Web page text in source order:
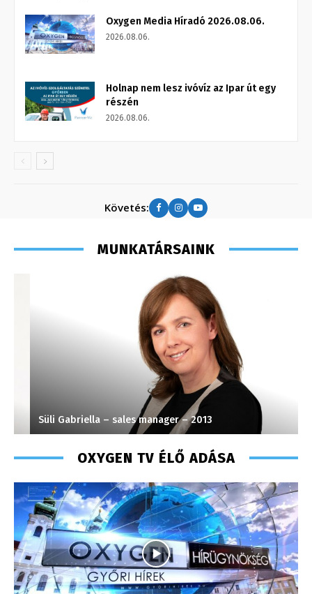
Oxygen Media Híradó 2026.08.06.
2026.08.06.
Holnap nem lesz ivóvíz az Ipar út egy
részén
2026.08.06.
Követés:
MUNKATÁRSAINK
Süli Gabriella – sales manager – 2013
OXYGEN TV ÉLŐ ADÁSA